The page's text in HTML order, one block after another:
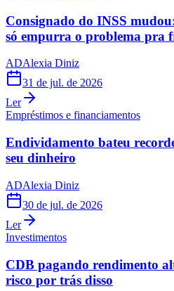
Consignado do INSS
só empurra o problema pra
ADAlexia Diniz
31 de jul. de 2026
Ler
Empréstimos e financiamentos
Endividamento bateu
seu dinheiro
ADAlexia Diniz
30 de jul. de 2026
Ler
Investimentos
CDB pagando rendimento
risco por trás disso